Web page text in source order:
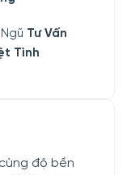
Tư Vấn
Tình
độ bền